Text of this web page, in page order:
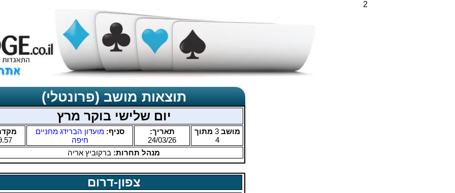
2
תוצאות מושב (פרונטלי)
יום שלישי בוקר מרץ
מושב3 מתוך
4
תאריך:
24/03/26
סניף:מועדון הברידג מחניים
חיפה
מנהל תחרות: ברקוביץ אריה
צפון-דרום